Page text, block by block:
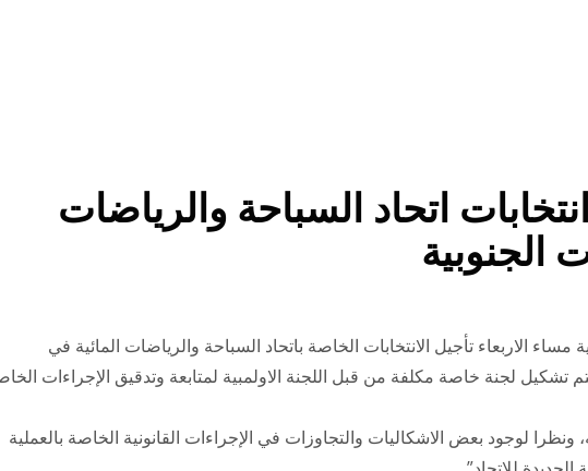
اتحاد السباحة والرياضات
الجنوبية
مساء الاربعاء تأجيل الانتخابات الخاصة باتحاد السباحة والرياضات المائية في
تشكيل لجنة خاصة مكلفة من قبل اللجنة الاولمبية لمتابعة وتدقيق الإجراءات
لوجود بعض الاشكاليات والتجاوزات في الإجراءات القانونية الخاصة بالعملية